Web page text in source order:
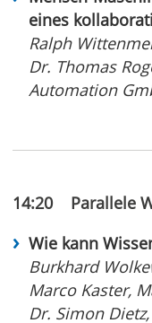
eines
Ralph
Dr. Thomas
Automation
14:20 Parallele
Wie kann
Burkhard
Marco Kaster,
Dr. Simon